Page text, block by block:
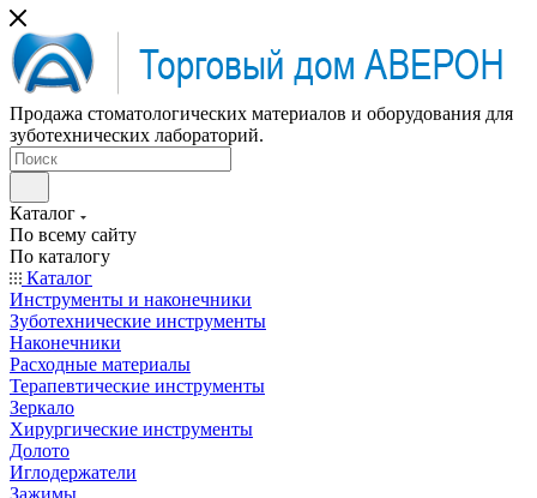
Продажа стоматологических материалов и оборудования для
зуботехнических лабораторий.
Каталог
По всему сайту
По каталогу
Каталог
Инструменты и наконечники
Зуботехнические инструменты
Наконечники
Расходные материалы
Терапевтические инструменты
Зеркало
Хирургические инструменты
Долото
Иглодержатели
Зажимы